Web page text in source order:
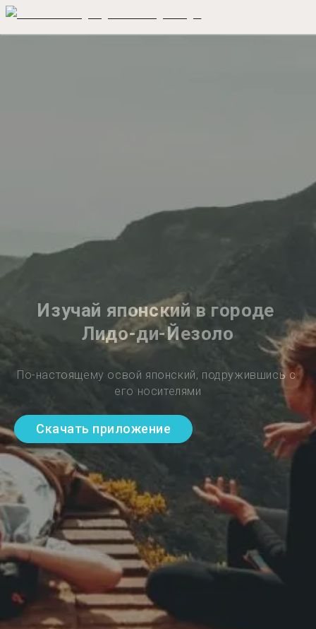
Изучай японский в городе
Лидо-ди-Йезоло
По-настоящему освой японский, подружившись с
его носителями
Скачать приложение